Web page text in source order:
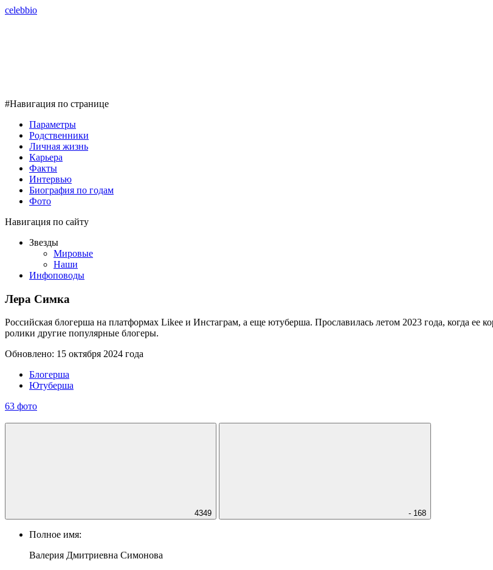
celebbio
#Навигация по странице
Параметры
Родственники
Личная жизнь
Карьера
Факты
Интервью
Биография по годам
Фото
Навигация по сайту
Звезды
Мировые
Наши
Инфоповоды
Лера Симка
Российская блогерша на платформах Likee и Инстаграм, а еще ютуберша. Прославилась летом 2023 года, когда ее
ролики другие популярные блогеры.
Обновлено: 15 октября 2024 года
Блогерша
Ютуберша
63 фото
4349 - 168
Полное имя:
Валерия Дмитриевна Симонова